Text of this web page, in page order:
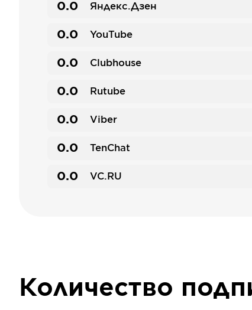
0.0 Яндекс.Дзен
0.0 YouTube
0.0 Clubhouse
0.0 Rutube
0.0 Viber
0.0 TenChat
0.0 VC.RU
Количество